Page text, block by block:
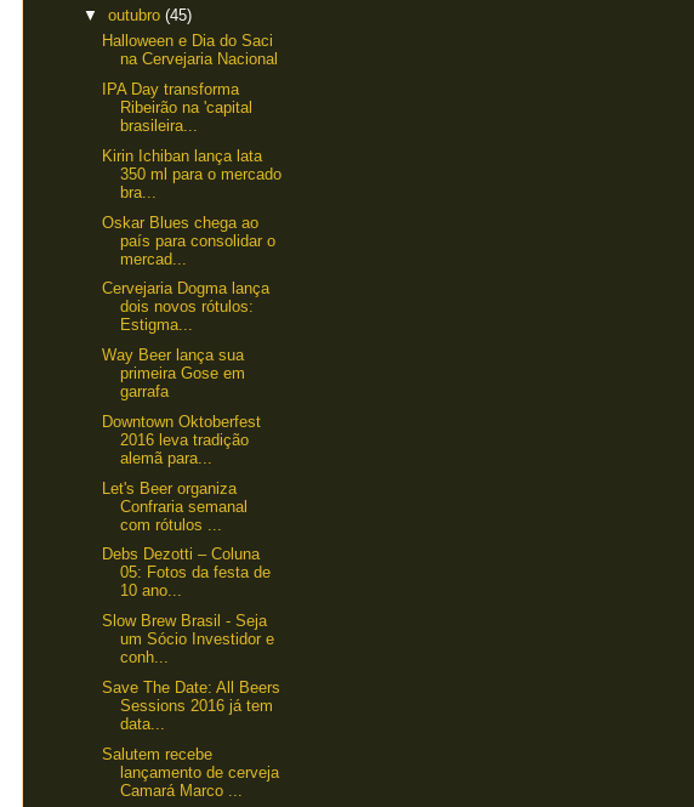
▼ outubro (45)
Halloween e Dia do Saci
na Cervejaria Nacional
IPA Day transforma
Ribeirão na 'capital
brasileira...
Kirin Ichiban lança lata
350 ml para o mercado
bra...
Oskar Blues chega ao
país para consolidar o
mercad...
Cervejaria Dogma lança
dois novos rótulos:
Estigma...
Way Beer lança sua
primeira Gose em
garrafa
Downtown Oktoberfest
2016 leva tradição
alemã para...
Let's Beer organiza
Confraria semanal
com rótulos ...
Debs Dezotti – Coluna
05: Fotos da festa de
10 ano...
Slow Brew Brasil - Seja
um Sócio Investidor e
conh...
Save The Date: All Beers
Sessions 2016 já tem
data...
Salutem recebe
lançamento de cerveja
Camará Marco ...